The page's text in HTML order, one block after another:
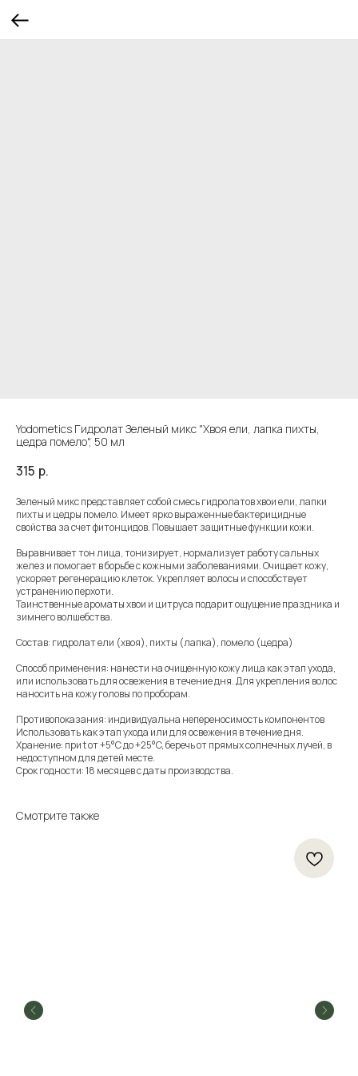
Yodometics Гидролат Зеленый микс "Хвоя ели, лапка пихты,
цедра помело", 50 мл
315 р.
Зеленый микс представляет собой смесь гидролатов хвои ели, лапки
пихты и цедры помело. Имеет ярко выраженные бактерицидные
свойства за счет фитонцидов. Повышает защитные функции кожи.
Выравнивает тон лица, тонизирует, нормализует работу сальных
желез и помогает в борьбе с кожными заболеваниями. Очищает кожу,
ускоряет регенерацию клеток. Укрепляет волосы и способствует
устранению перхоти.
Таинственные ароматы хвои и цитруса подарит ощущение праздника и
зимнего волшебства.
Состав: гидролат ели (хвоя), пихты (лапка), помело (цедра)
Способ применения: нанести на очищенную кожу лица как этап ухода,
или использовать для освежения в течение дня. Для укрепления волос
наносить на кожу головы по проборам.
Противопоказания: индивидуальна непереносимость компонентов
Использовать как этап ухода или для освежения в течение дня.
Хранение: при t от +5°C до +25°C, беречь от прямых солнечных лучей, в
недоступном для детей месте.
Срок годности: 18 месяцев с даты производства.
Смотрите также